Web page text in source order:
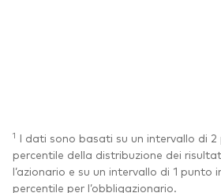
1 I dati sono basati su un intervallo di
percentile della distribuzione dei
l’azionario e su un intervallo di 1 punto
percentile per l’obbligazionario.